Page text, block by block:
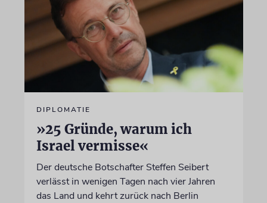
DIPLOMATIE
»25 Gründe, warum ich
Israel vermisse«
Der deutsche Botschafter Steffen Seibert
verlässt in wenigen Tagen nach vier Jahren
das Land und kehrt zurück nach Berlin